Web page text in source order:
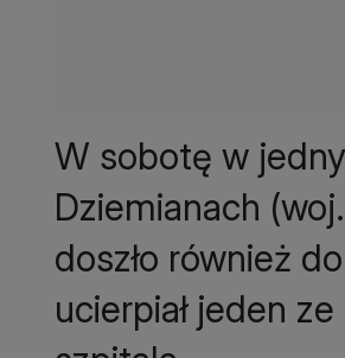
W sobotę w
Dziemianach
doszło również
ucierpiał jeden